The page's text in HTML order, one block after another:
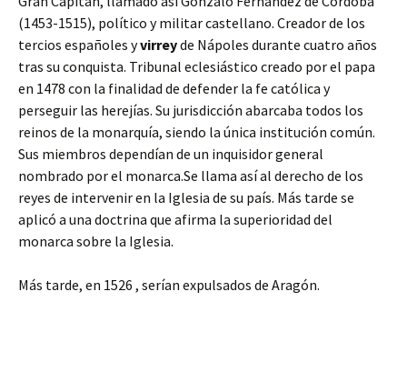
(1453-1515), político y militar castellano. Creador de los
tercios españoles yvirreyde Nápoles durante cuatro años
tras su conquista. Tribunal eclesiástico creado por el papa
en 1478 con la finalidad de defender la fe católica y
perseguir las herejías. Su jurisdicción abarcaba todos los
reinos de la monarquía, siendo la única institución común.
Sus miembros dependían de un inquisidor general
nombrado por el monarca.Se llama así al derecho de los
reyes de intervenir en la Iglesia de su país. Más tarde se
aplicó a una doctrina que afirma la superioridad del
monarca sobre la Iglesia.
Más tarde, en 1526 , serían expulsados de Aragón.